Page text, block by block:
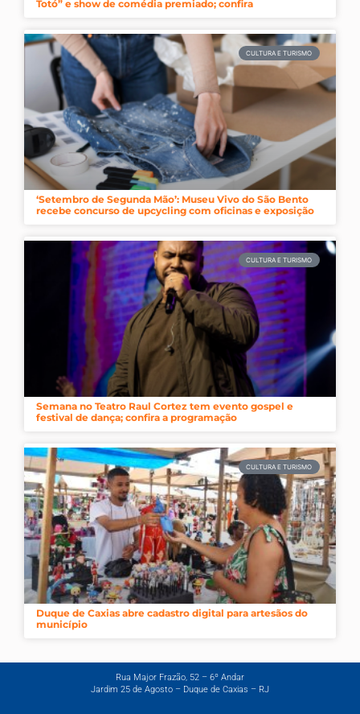
Totó” e show de comédia premiado; confira
CULTURA E TURISMO
‘Setembro de Segunda Mão’: Museu Vivo do São Bento
recebe concurso de upcycling com oficinas e exposição
CULTURA E TURISMO
Semana no Teatro Raul Cortez tem evento gospel e
festival de dança; confira a programação
CULTURA E TURISMO
Duque de Caxias abre cadastro digital para artesãos do
município
Rua Major Frazão, 52 – 6º Andar
Jardim 25 de Agosto – Duque de Caxias – RJ